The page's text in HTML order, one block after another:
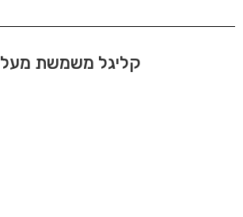
קליגל משמשת מעל 20,000 עורכי דין ב-4,000 משרדים: